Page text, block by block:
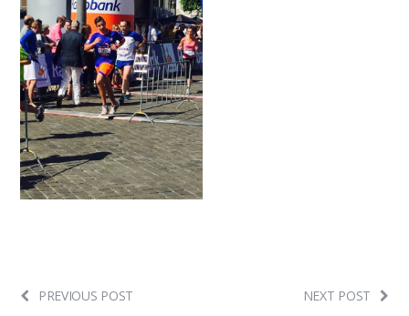
PREVIOUS POST NEXT POST